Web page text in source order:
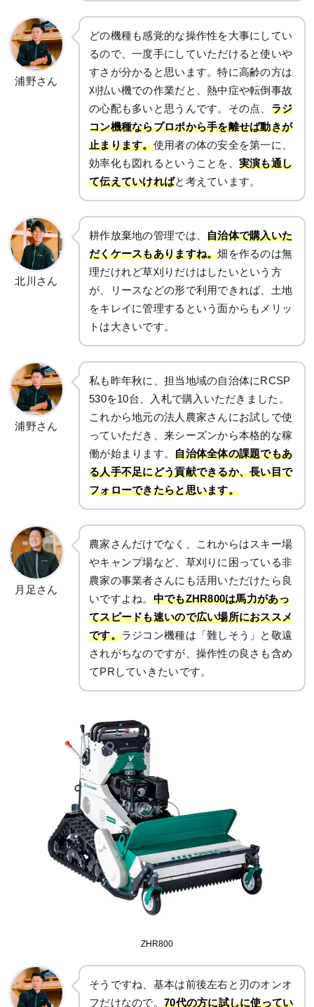
浦野さん
どの機種も感覚的な操作性を大事にしてい
るので、一度手にしていただけると使いや
すさが分かると思います。特に高齢の方は
刈払い機での作業だと、熱中症や転倒事故
の心配も多いと思うんです。その点、 ラジ
コン機種ならプロポから手を離せば動きが
止まります。使用者の体の安全を第一に、
効率化も図れるということを、 実演も通し
て伝えていければと考えています。
北川さん
耕作放棄地の管理では、自治体で購入いた
だくケースもありますね。畑を作るのは無
理だけれど草刈りだけはしたいという方
が、リースなどの形で利用できれば、土地
をキレイに管理するという面からもメリッ
トは大きいです。
浦野さん
私も昨年秋に、担当地域の自治体にRCSP
530を10台、入札で購入いただきました。
これから地元の法人農家さんにお試しで使
っていただき、来シーズンから本格的な稼
働が始まります。自治体全体の課題でもあ
る人手不足にどう貢献できるか、長い目で
フォローできたらと思います。
月足さん
農家さんだけでなく、これからはスキー場
やキャンプ場など、草刈りに困っている非
農家の事業者さんにも活用いただけたら良
いですよね。 中でもZHR800は馬力があっ
てスピードも速いので広い場所におススメ
です。ラジコン機種は「難しそう」と敬遠
されがちなのですが、操作性の良さも含め
てPRしていきたいです。
ZHR800
そうですね、基本は前後左右と刃のオンオ
フだけなので。 70代の方に試しに使ってい